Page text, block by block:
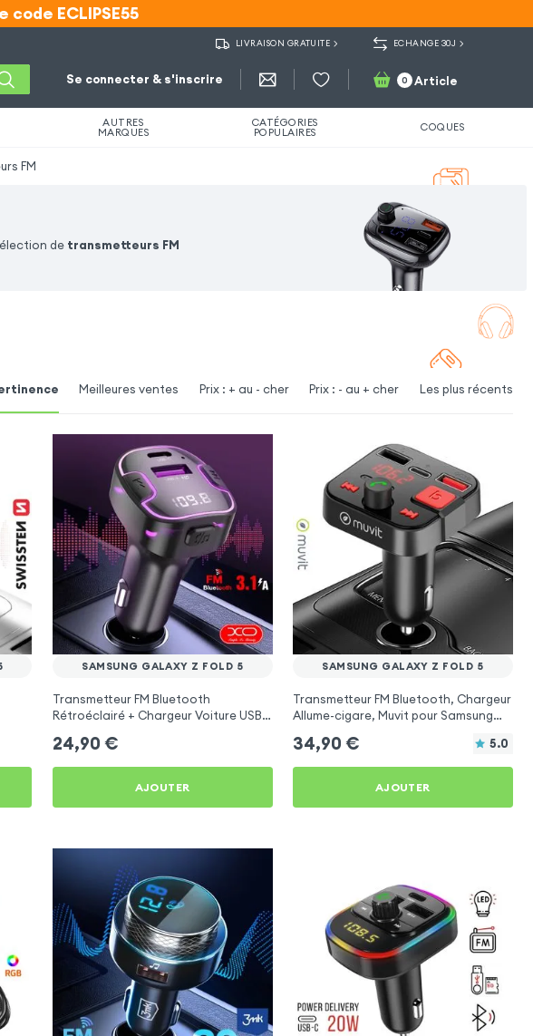
ECLIPSE55
ECLIPSE55
LIVRAISON GRATUITE ECHANGE 30J
Se connecter & s'inscrire 0 Article
AUTRES
MARQUES
CATÉGORIES
POPULAIRES COQUES
FM
de transmetteurs FM
Meilleures ventes Prix : + au - cher Prix : - au + cher Les plus récents
SAMSUNG GALAXY Z FOLD 5
Transmetteur FM Bluetooth
Rétroéclairé + Chargeur Voiture USB
24,90 €
AJOUTER
SAMSUNG GALAXY Z FOLD 5
Transmetteur FM Bluetooth, Chargeur
Allume-cigare, Muvit pour Samsung
34,90 € 5.0
AJOUTER